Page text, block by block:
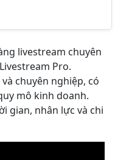
livestream chuyên
Pro.
chuyên nghiệp, có
mô kinh doanh.
gian, nhân lực và chi